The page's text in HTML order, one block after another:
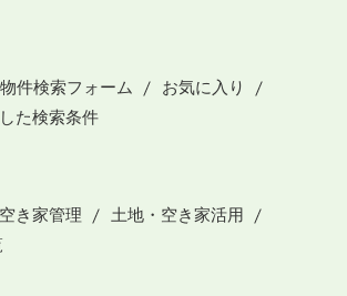
物件検索フォーム
お気に入り
た検索条件
空き家管理
土地・空き家活用